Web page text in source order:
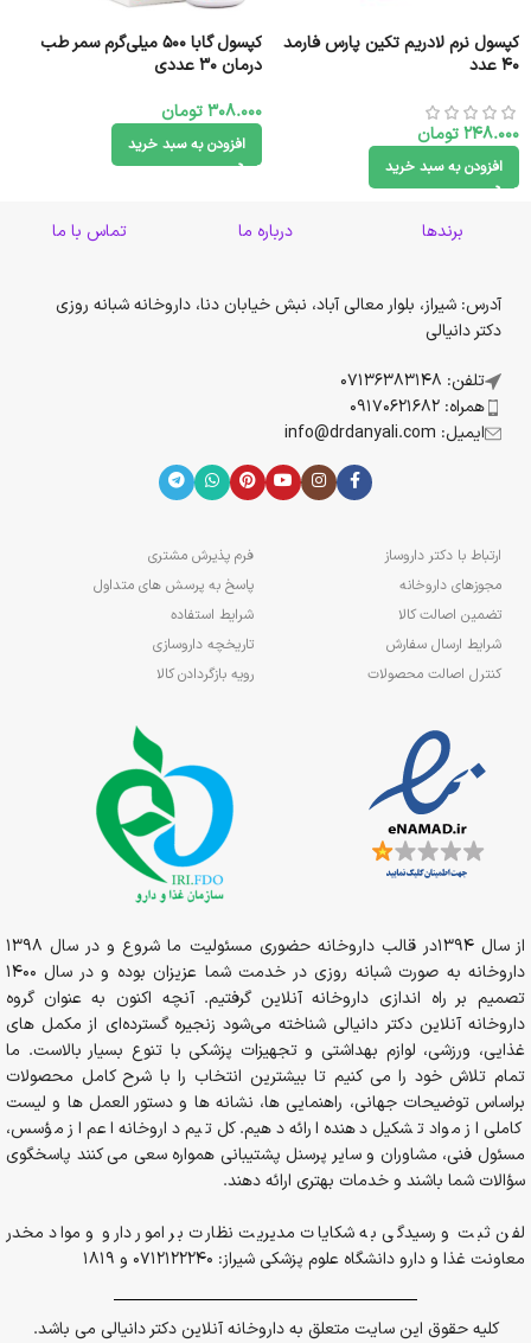
کپسول نرم لادریم تکین پارس فارمد
40 عدد
248.000تومان
افزودن به سبد خرید
کپسول گابا 500 میلی‌گرم‌ سمر طب
درمان 30 عددی
308.000تومان
افزودن به سبد خرید
برندها درباره ما تماس با ما
آدرس: شیراز، بلوار معالی آباد، نبش خیابان دنا، داروخانه شبانه روزی
دکتر دانیالی
تلفن: 07136383148
همراه: 09170621682
ایمیل: info@drdanyali.com
ارتباط با دکتر داروساز
مجوزهای داروخانه
تضمین اصالت کالا
شرایط ارسال سفارش
کنترل اصالت محصولات
فرم پذیرش مشتری
پاسخ به پرسش های متداول
شرایط استفاده
تاریخچه داروسازی
رویه بازگردادن کالا
از سال 1394در قالب داروخانه حضوری مسئولیت ما شروع و در سال 1398
داروخانه به صورت شبانه روزی در خدمت شما عزیزان بوده و در سال 1400
تصمیم بر راه اندازی داروخانه آنلاین گرفتیم. آنچه اکنون به عنوان گروه
داروخانه آنلاین دکتر دانیالی شناخته می‌شود زنجیره گسترده‌ای از مکمل های
غذایی، ورزشی، لوازم بهداشتی و تجهیزات پزشکی با تنوع بسیار بالاست. ما
تمام تلاش خود را می کنیم تا بیشترین انتخاب را با شرح کامل محصولات
براساس توضیحات جهانی، راهنمایی ها، نشانه ها و دستور العمل ها و لیست
کاملی از مواد تشکیل دهنده ارائه دهیم. کل تیم داروخانه اعم از مؤسس،
مسئول فنی، مشاوران و سایر پرسنل پشتیبانی همواره سعی می کنند پاسخگوی
سؤالات شما باشند و خدمات بهتری ارائه دهند.
لفن ثبت و رسیدگی به شکایات مدیریت نظارت بر امور دارو و مواد مخدر
معاونت غذا و دارو دانشگاه علوم پزشکی شیراز: 0712122240 و 1819
کلیه حقوق این سایت متعلق به داروخانه آنلاین دکتر دانیالی می باشد.